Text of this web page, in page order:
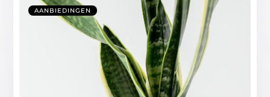
AANBIEDINGEN